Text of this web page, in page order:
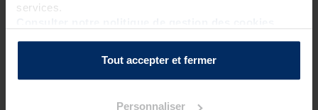
services.
Tout accepter et fermer
Personnaliser
Nos destinations thalasso sur la
côte Atlantique
Nos centres de thalassothérapie se trouvent à